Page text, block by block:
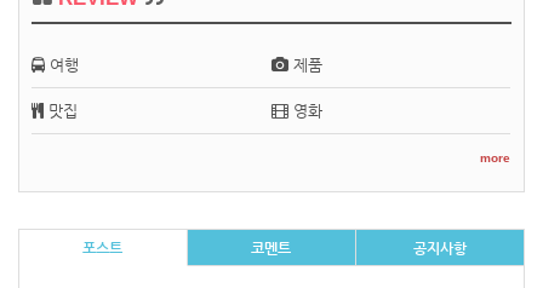
여행 제품
맛집 영화
more
포스트 코멘트 공지사항